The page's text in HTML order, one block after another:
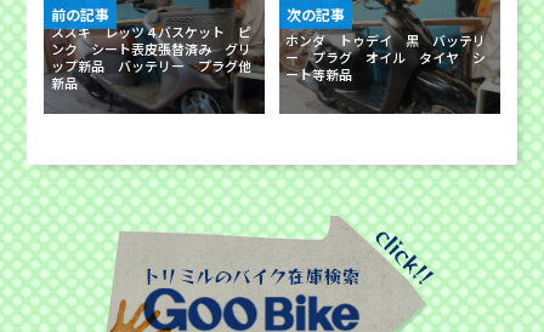
スズキ レッツ４バスケット ピ
ンク シート表皮張替済み グリ
ップ新品 バッテリー プラグ他
新品
前の記事
ホンダ トゥデイ 黒 バッテリ
ー プラグ オイル タイヤ シ
ート等新品
次の記事